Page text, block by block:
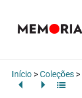
Início>Coleções>